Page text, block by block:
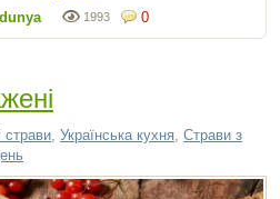
0
1993
страви Українська кухня Страви з